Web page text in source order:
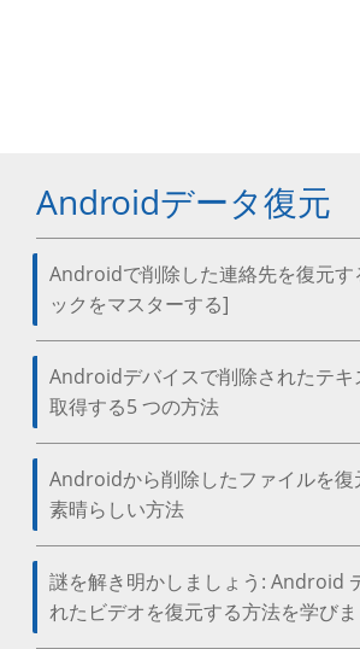
Androidデータ復元
Androidで削除した連絡先を復元す
ックをマスターする]
Androidデバイスで削除されたテキ
取得する5 つの方法
Androidから削除したファイルを復
素晴らしい方法
謎を解き明かしましょう: Android
れたビデオを復元する方法を学びま